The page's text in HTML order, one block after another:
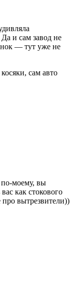
Да и сам завод не
— тут уже не
сам авто
по-моему, вы
как стокового
про вытрезвители))